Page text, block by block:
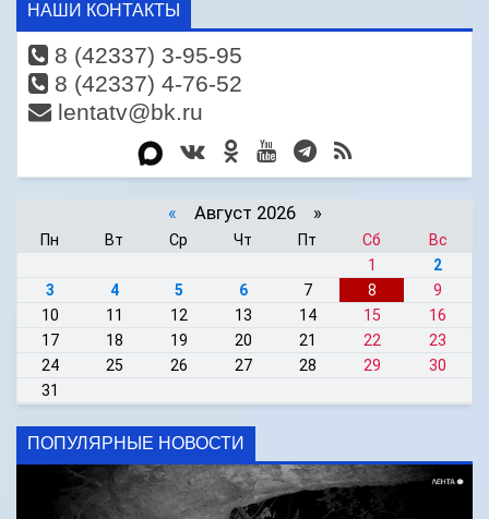
НАШИ КОНТАКТЫ
8 (42337) 3-95-95
8 (42337) 4-76-52
lentatv@bk.ru
« Август 2026 »
Пн Вт Ср Чт Пт Сб
Вс
1
2
3
4 5 6 7 8
9
10
11 12 13 14 15
16
17
18 19 20 21 22
23
24
25 26 27 28 29
30
31
ПОПУЛЯРНЫЕ НОВОСТИ